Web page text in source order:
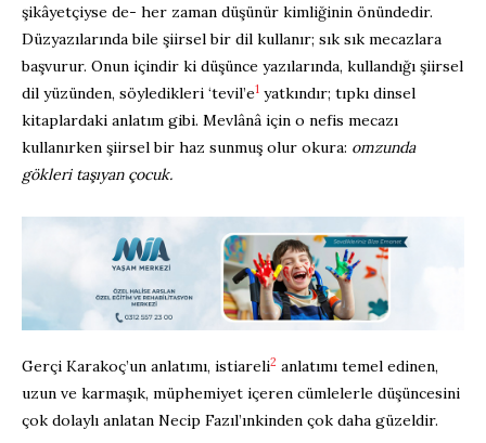
şikâyetçiyse de- her zaman düşünür kimliğinin önündedir.
Düzyazılarında bile şiirsel bir dil kullanır; sık sık mecazlara
başvurur. Onun içindir ki düşünce yazılarında, kullandığı şiirsel
dil yüzünden, söyledikleri ‘tevil’e1 yatkındır; tıpkı dinsel
kitaplardaki anlatım gibi. Mevlânâ için o nefis mecazı
kullanırken şiirsel bir haz sunmuş olur okura: omzunda
gökleri taşıyan çocuk.
Gerçi Karakoç’un anlatımı, istiareli2 anlatımı temel edinen,
uzun ve karmaşık, müphemiyet içeren cümlelerle düşüncesini
çok dolaylı anlatan Necip Fazıl’ınkinden çok daha güzeldir.